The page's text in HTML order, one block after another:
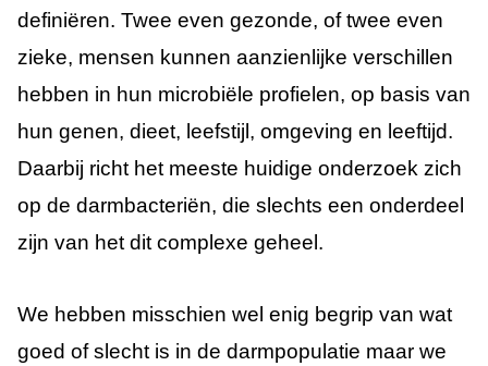
definiëren. Twee even gezonde, of twee even
zieke, mensen kunnen aanzienlijke verschillen
hebben in hun microbiële profielen, op basis van
hun genen, dieet, leefstijl, omgeving en leeftijd.
Daarbij richt het meeste huidige onderzoek zich
op de darmbacteriën, die slechts een onderdeel
zijn van het dit complexe geheel.
We hebben misschien wel enig begrip van wat
goed of slecht is in de darmpopulatie maar we